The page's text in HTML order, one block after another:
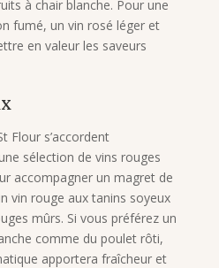
à chair blanche. Pour une
fumé, un vin rosé léger et
en valeur les saveurs
Flour s’accordent
sélection de vins rouges
accompagner un magret de
vin rouge aux tanins soyeux
mûrs. Si vous préférez un
comme du poulet rôti,
apportera fraîcheur et